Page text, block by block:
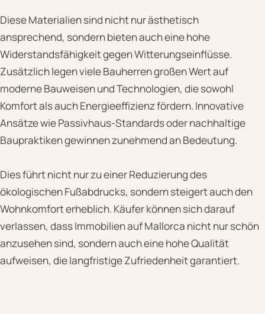
Diese Materialien sind nicht nur ästhetisch
ansprechend, sondern bieten auch eine hohe
Widerstandsfähigkeit gegen Witterungseinflüsse.
Zusätzlich legen viele Bauherren großen Wert auf
moderne Bauweisen und Technologien, die sowohl
Komfort als auch Energieeffizienz fördern. Innovative
Ansätze wie Passivhaus-Standards oder nachhaltige
Baupraktiken gewinnen zunehmend an Bedeutung.
Dies führt nicht nur zu einer Reduzierung des
ökologischen Fußabdrucks, sondern steigert auch den
Wohnkomfort erheblich. Käufer können sich darauf
verlassen, dass Immobilien auf Mallorca nicht nur schön
anzusehen sind, sondern auch eine hohe Qualität
aufweisen, die langfristige Zufriedenheit garantiert.